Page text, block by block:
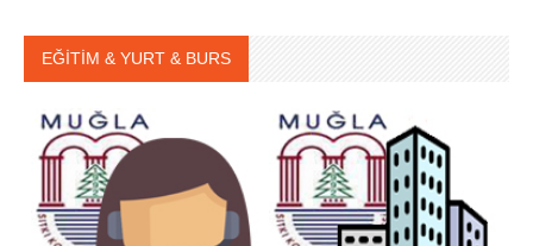
EĞİTİM & YURT & BURS